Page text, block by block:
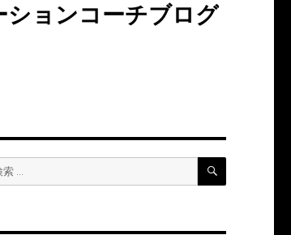
ョンコーチブログ
検